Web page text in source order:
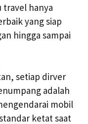
travel hanya
yang siap
hingga sampai
setiap dirver
adalah
mobil
ketat saat